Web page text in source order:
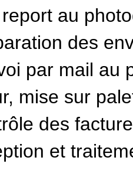
au
des
par mail au
mise sur
des
et